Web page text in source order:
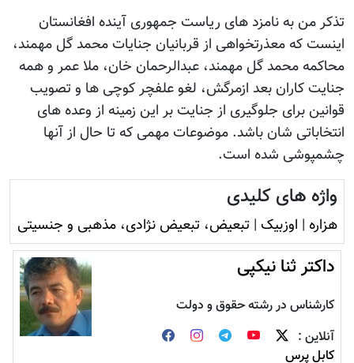
تذکر من به نامزد های ریاست جمهوری آینده افغانستان
اینست که معذرتخواهی از قربانیان جنایات محمد گل مهمند،
محاکمه محمد گل مهمند، عبدالرحمان خان، ملا عمر و همه
جنایت کاران بعد ازمرگش، لغو علفچر کوچی ها و تصویب
قوانین برای جلوگیری از جنایت بر این زمینه از وعده های
انتخاباتی شان باشد. موضوعات مهمی که تا حال از آنها
چشمپوشی شده است.
واژه های کلیدی
هزاره | اوزبیک | تبعیض، تبعیض نژادی، مذهبی و جنسیتی
داکتر ثنا نیکپی
کارشناس در رشته حقوق و دولت
آنلاین :
کابل پرس